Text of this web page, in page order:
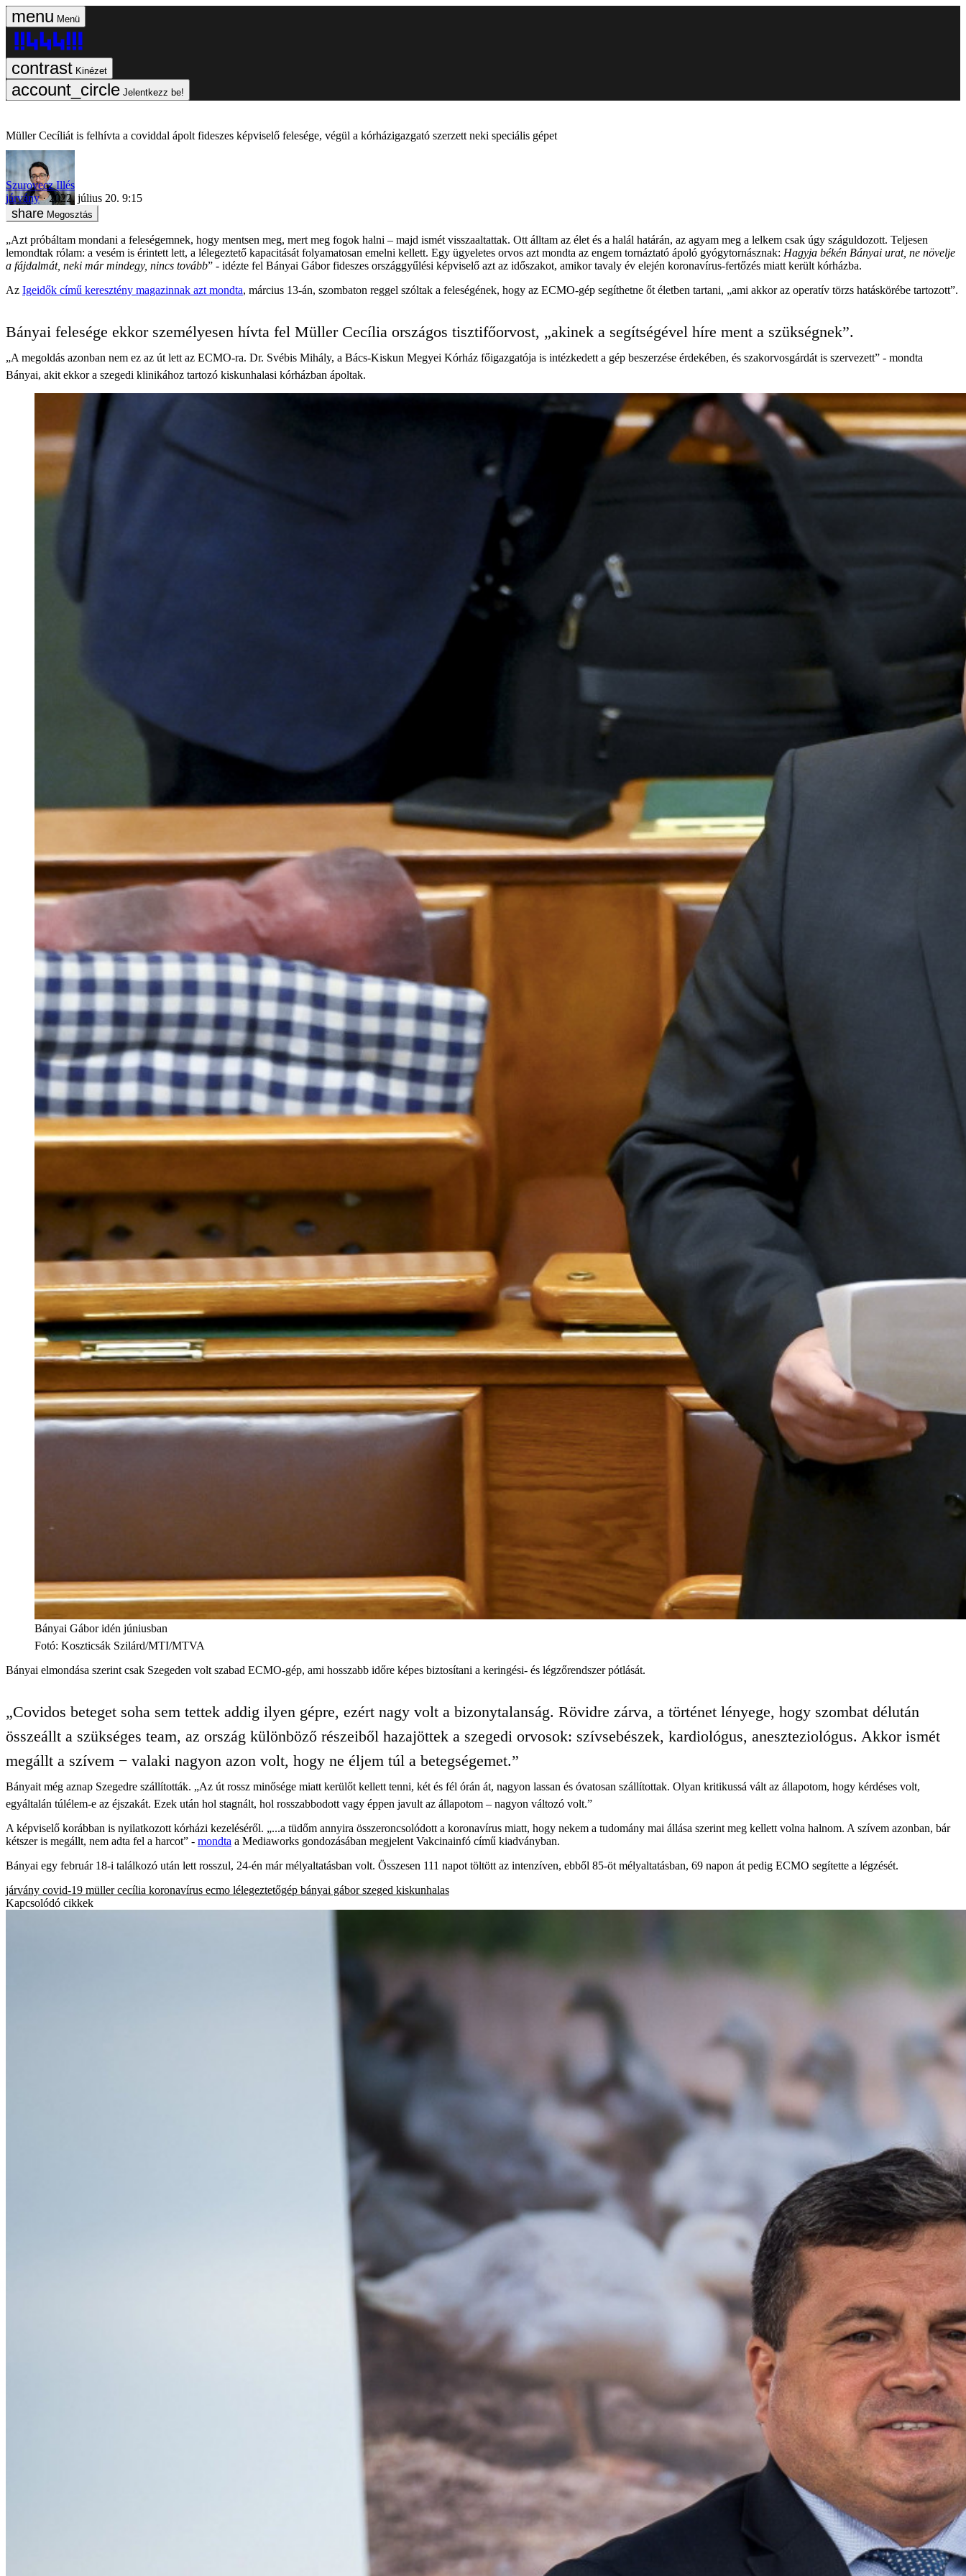
Menü
Kinézet
Jelentkezz be!
Müller Cecíliát is felhívta a coviddal ápolt fideszes képviselő felesége, végül a kórházigazgató szerzett neki speciális gépet
Szurovecz Illés
járvány
2022. július 20. 9:15
Megosztás
„Azt próbáltam mondani a feleségemnek, hogy mentsen meg, mert meg fogok halni – majd ismét visszaaltattak. Ott álltam az élet és a halál határán, az agyam meg a lelkem csak úgy száguldozott. Teljesen
lemondtak rólam: a vesém is érintett lett, a lélegeztető kapacitását folyamatosan emelni kellett. Egy ügyeletes orvos azt mondta az engem tornáztató ápoló gyógytornásznak: Hagyja békén Bányai urat, ne növelje
a fájdalmát, neki már mindegy, nincs tovább” - idézte fel Bányai Gábor fideszes országgyűlési képviselő azt az időszakot, amikor tavaly év elején koronavírus-fertőzés miatt került kórházba.
Az Igeidők című keresztény magazinnak azt mondta, március 13-án, szombaton reggel szóltak a feleségének, hogy az ECMO-gép segíthetne őt életben tartani, „ami akkor az operatív törzs hatáskörébe tartozott”.
Bányai felesége ekkor személyesen hívta fel Müller Cecília országos tisztifőorvost, „akinek a segítségével híre ment a szükségnek”.
„A megoldás azonban nem ez az út lett az ECMO-ra. Dr. Svébis Mihály, a Bács-Kiskun Megyei Kórház főigazgatója is intézkedett a gép beszerzése érdekében, és szakorvosgárdát is szervezett” - mondta
Bányai, akit ekkor a szegedi klinikához tartozó kiskunhalasi kórházban ápoltak.
Bányai Gábor idén júniusban
Fotó: Koszticsák Szilárd/MTI/MTVA
Bányai elmondása szerint csak Szegeden volt szabad ECMO-gép, ami hosszabb időre képes biztosítani a keringési- és légzőrendszer pótlását.
„Covidos beteget soha sem tettek addig ilyen gépre, ezért nagy volt a bizonytalanság. Rövidre zárva, a történet lényege, hogy szombat délután
összeállt a szükséges team, az ország különböző részeiből hazajöttek a szegedi orvosok: szívsebészek, kardiológus, aneszteziológus. Akkor ismét
megállt a szívem − valaki nagyon azon volt, hogy ne éljem túl a betegségemet.”
Bányait még aznap Szegedre szállították. „Az út rossz minősége miatt kerülőt kellett tenni, két és fél órán át, nagyon lassan és óvatosan szállítottak. Olyan kritikussá vált az állapotom, hogy kérdéses volt,
egyáltalán túlélem-e az éjszakát. Ezek után hol stagnált, hol rosszabbodott vagy éppen javult az állapotom – nagyon változó volt.”
A képviselő korábban is nyilatkozott kórházi kezeléséről. „...a tüdőm annyira összeroncsolódott a koronavírus miatt, hogy nekem a tudomány mai állása szerint meg kellett volna halnom. A szívem azonban, bár
kétszer is megállt, nem adta fel a harcot” - mondta a Mediaworks gondozásában megjelent Vakcinainfó című kiadványban.
Bányai egy február 18-i találkozó után lett rosszul, 24-én már mélyaltatásban volt. Összesen 111 napot töltött az intenzíven, ebből 85-öt mélyaltatásban, 69 napon át pedig ECMO segítette a légzését.
járvány covid-19 müller cecília koronavírus ecmo lélegeztetőgép bányai gábor szeged kiskunhalas
Kapcsolódó cikkek